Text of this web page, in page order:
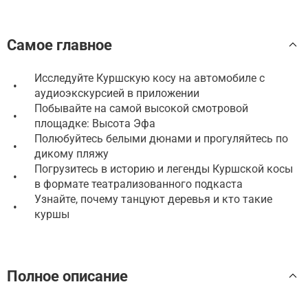
Самое главное
•
Исследуйте Куршскую косу на автомобиле с
аудиоэкскурсией в приложении
•
Побывайте на самой высокой смотровой
площадке: Высота Эфа
•
Полюбуйтесь белыми дюнами и прогуляйтесь по
дикому пляжу
•
Погрузитесь в историю и легенды Куршской косы
в формате театрализованного подкаста
•
Узнайте, почему танцуют деревья и кто такие
куршы
Полное описание